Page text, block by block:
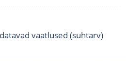
vaatlused (suhtarv)